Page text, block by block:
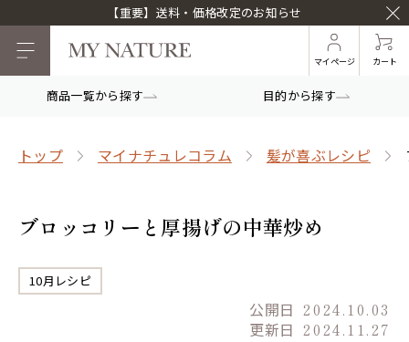
【重要】送料・価格改定のお知らせ
マイページ カート
商品一覧から探す 目的から探す
トップ マイナチュレコラム 髪が喜ぶレシピ
ブロッコリーと厚揚げの中華炒め
10月レシピ
公開日 2024.10.03
更新日 2024.11.27